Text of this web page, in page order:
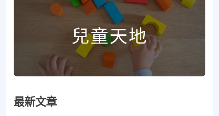
兒童天地
最新文章